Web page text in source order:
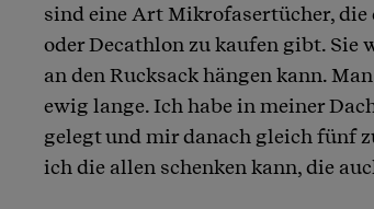
sind eine Art Mikrofasertücher, die
oder Decathlon zu kaufen gibt. Sie
an den Rucksack hängen kann.
ewig lange. Ich habe in meiner
gelegt und mir danach gleich fünf
ich die allen schenken kann, die